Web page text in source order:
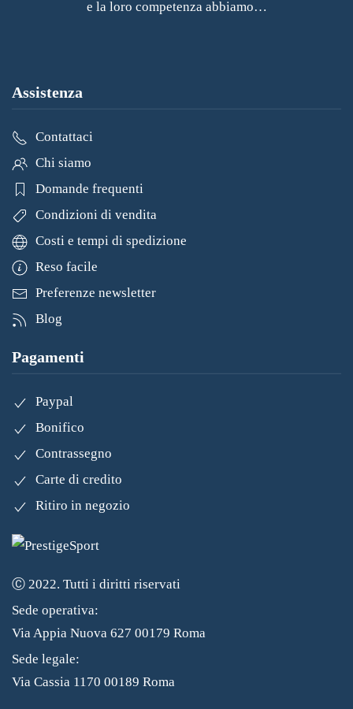
e la loro competenza abbiamo…
Assistenza
Contattaci
Chi siamo
Domande frequenti
Condizioni di vendita
Costi e tempi di spedizione
Reso facile
Preferenze newsletter
Blog
Pagamenti
Paypal
Bonifico
Contrassegno
Carte di credito
Ritiro in negozio
Ⓒ 2022. Tutti i diritti riservati
Sede operativa:
Via Appia Nuova 627 00179 Roma
Sede legale:
Via Cassia 1170 00189 Roma